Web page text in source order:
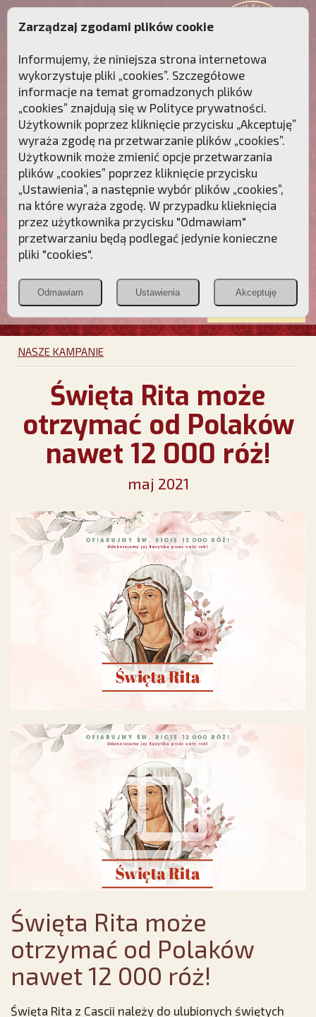
Przebudźmy sumienia Polaków!
Polonia
Christiana
PCh24.pl
Przymierze
POZNAJ APOSTOLAT FATIMY WESPRZYJ
NAS
NASZE KAMPANIE
Święta Rita może
otrzymać od Polaków
nawet 12 000 róż!
maj 2021
Święta Rita może
otrzymać od Polaków
nawet 12 000 róż!
Święta Rita z Cascii należy do ulubionych świętych
Zarządzaj zgodami plików cookie
Informujemy, że niniejsza strona internetowa
wykorzystuje pliki „cookies”. Szczegółowe
informacje na temat gromadzonych plików
„cookies” znajdują się w Polityce prywatności.
Użytkownik poprzez kliknięcie przycisku „Akceptuję”
wyraża zgodę na przetwarzanie plików „cookies”.
Użytkownik może zmienić opcje przetwarzania
plików „cookies” poprzez kliknięcie przycisku
„Ustawienia”, a następnie wybór plików „cookies”,
na które wyraża zgodę. W przypadku klieknięcia
przez użytkownika przycisku "Odmawiam"
przetwarzaniu będą podlegać jedynie konieczne
pliki "cookies".
Odmawiam Ustawienia Akceptuję